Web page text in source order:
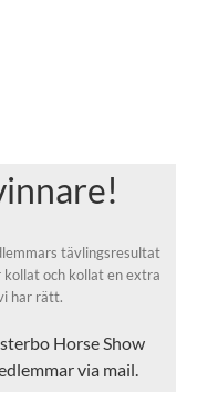
tävlingsresultat
och kollat en extra
har rätt.
Horse Show
via mail.